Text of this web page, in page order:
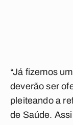
“Já fizemos
deverão ser
pleiteando a
de Saúde.